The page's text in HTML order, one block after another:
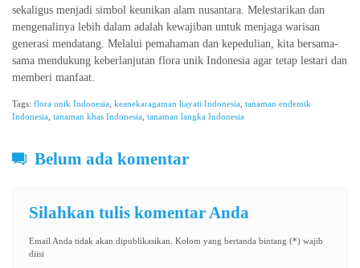
sekaligus menjadi simbol keunikan alam nusantara. Melestarikan dan
mengenalinya lebih dalam adalah kewajiban untuk menjaga warisan
generasi mendatang. Melalui pemahaman dan kepedulian, kita bersama-
sama mendukung keberlanjutan flora unik Indonesia agar tetap lestari dan
memberi manfaat.
Tags: flora unik Indonesia keanekaragaman hayati Indonesia tanaman endemik
Indonesia tanaman khas Indonesia tanaman langka Indonesia
Belum ada komentar
Silahkan tulis komentar Anda
Email Anda tidak akan dipublikasikan. Kolom yang bertanda bintang (*) wajib
diisi